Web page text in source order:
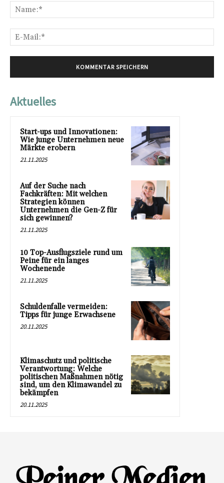
Aktuelles
Start-ups und Innovationen:
Wie junge Unternehmen neue
Märkte erobern
21.11.2025
Auf der Suche nach
Fachkräften: Mit welchen
Strategien können
Unternehmen die Gen-Z für
sich gewinnen?
21.11.2025
10 Top-Ausflugsziele rund um
Peine für ein langes
Wochenende
21.11.2025
Schuldenfalle vermeiden:
Tipps für junge Erwachsene
20.11.2025
Klimaschutz und politische
Verantwortung: Welche
politischen Maßnahmen nötig
sind, um den Klimawandel zu
bekämpfen
20.11.2025